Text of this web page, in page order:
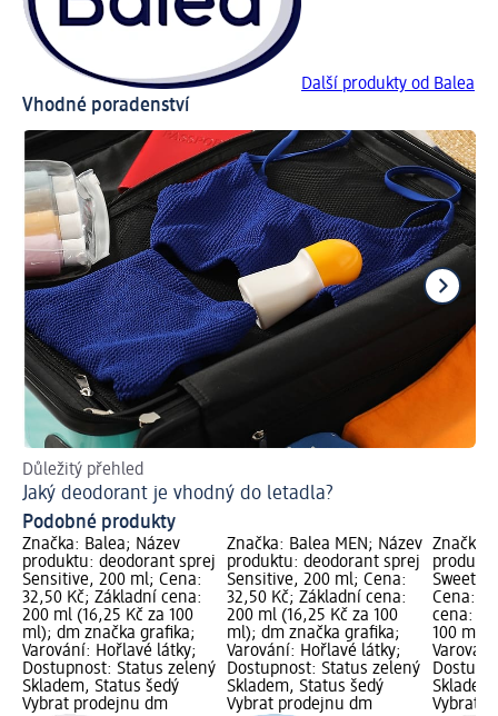
Další produkty od Balea
Vhodné poradenství
Důležitý přehled
Jaký deodorant je vhodný do letadla?
Podobné produkty
Značka: Balea; Název
produktu: deodorant sprej
Sensitive, 200 ml; Cena:
32,50 Kč; Základní cena:
200 ml (16,25 Kč za 100
ml); dm značka grafika;
Varování: Hořlavé látky;
Dostupnost: Status zelený
Skladem, Status šedý
Vybrat prodejnu dm
Značka: Balea MEN; Název
produktu: deodorant sprej
Sensitive, 200 ml; Cena:
32,50 Kč; Základní cena:
200 ml (16,25 Kč za 100
ml); dm značka grafika;
Varování: Hořlavé látky;
Dostupnost: Status zelený
Skladem, Status šedý
Vybrat prodejnu dm
Značka:
Sweet
Cena:
cena:
100 ml);
Vybrat